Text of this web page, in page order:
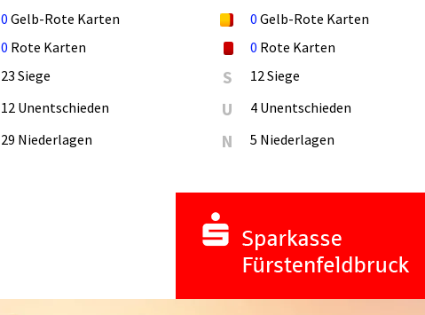
0 Gelb-Rote Karten
0 Rote Karten
23 Siege
12 Unentschieden
29 Niederlagen
0 Gelb-Rote Karten
0 Rote Karten
S 12 Siege
U 4 Unentschieden
N 5 Niederlagen